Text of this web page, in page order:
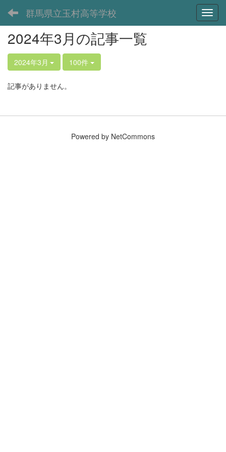
群馬県立玉村高等学校
2024年3月の記事一覧
2024年3月 100件
記事がありません。
Powered by NetCommons